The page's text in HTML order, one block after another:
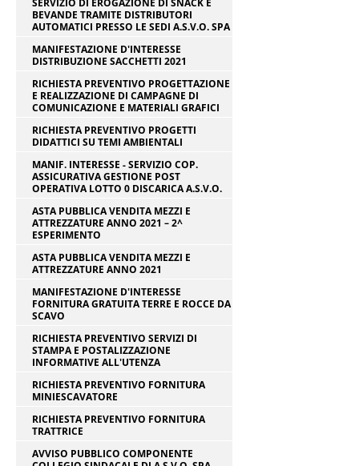
SERVIZIO DI EROGAZIONE DI SNACK E
BEVANDE TRAMITE DISTRIBUTORI
AUTOMATICI PRESSO LE SEDI A.S.V.O. SPA
MANIFESTAZIONE D'INTERESSE
DISTRIBUZIONE SACCHETTI 2021
RICHIESTA PREVENTIVO PROGETTAZIONE
E REALIZZAZIONE DI CAMPAGNE DI
COMUNICAZIONE E MATERIALI GRAFICI
RICHIESTA PREVENTIVO PROGETTI
DIDATTICI SU TEMI AMBIENTALI
MANIF. INTERESSE - SERVIZIO COP.
ASSICURATIVA GESTIONE POST
OPERATIVA LOTTO 0 DISCARICA A.S.V.O.
ASTA PUBBLICA VENDITA MEZZI E
ATTREZZATURE ANNO 2021 – 2^
ESPERIMENTO
ASTA PUBBLICA VENDITA MEZZI E
ATTREZZATURE ANNO 2021
MANIFESTAZIONE D'INTERESSE
FORNITURA GRATUITA TERRE E ROCCE DA
SCAVO
RICHIESTA PREVENTIVO SERVIZI DI
STAMPA E POSTALIZZAZIONE
INFORMATIVE ALL'UTENZA
RICHIESTA PREVENTIVO FORNITURA
MINIESCAVATORE
RICHIESTA PREVENTIVO FORNITURA
TRATTRICE
AVVISO PUBBLICO COMPONENTE